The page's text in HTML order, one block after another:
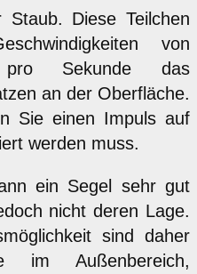
Staub. Diese Teilchen
von
pro Sekunde das
an der Oberfläche.
Sie einen Impuls auf
werden muss.
ein Segel sehr gut
nicht deren Lage.
sind daher
im Außenbereich,